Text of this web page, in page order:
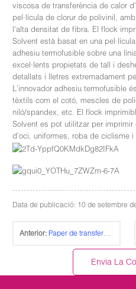
viscosa de transferència de calor
pel·lícula de clorur de polivinil,
l'alta densitat de fibra. El flock
Solvent està basat en una
adhesiu termofusible sobre una
excel·lents propietats de tall i
detallats i lletres extremadament
L'innovador adhesiu termofusible
tèxtils com el cotó, mescles de
niló/spandex, etc. El flock
Solvent es pot utilitzar per
d'oci, uniformes, roba de ciclisme i
Data de publicació: 10 de setembre
Anterior: Paper de transferència de color amb llum làser (TL-150P)
Envia La